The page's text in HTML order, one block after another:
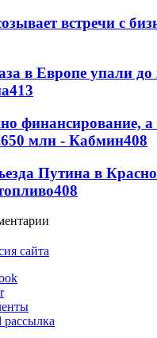
встречи с
в Европе упали до
413
финансирование, а
млн - Кабмин408
Путина в
408
сайта
рассылка